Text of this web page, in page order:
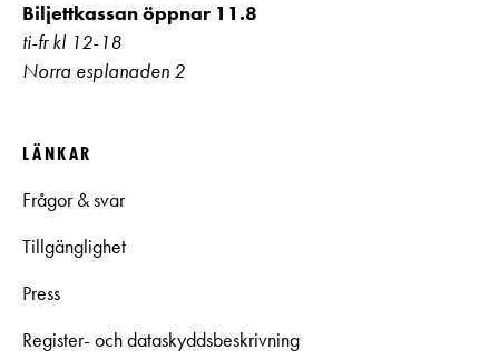
Biljettkassan öppnar 11.8
ti-fr kl 12-18
Norra esplanaden 2
LÄNKAR
Frågor & svar
Tillgänglighet
Press
Register- och dataskyddsbeskrivning